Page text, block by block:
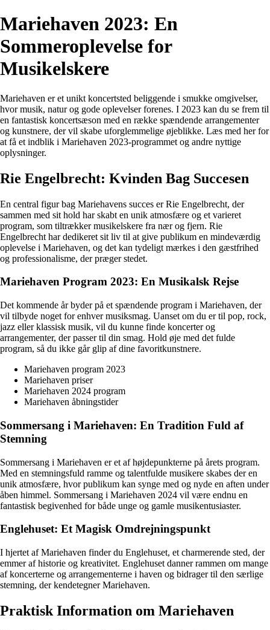
Mariehaven 2023: En
Sommeroplevelse for
Musikelskere
Mariehaven er et unikt koncertsted beliggende i smukke omgivelser,
hvor musik, natur og gode oplevelser forenes. I 2023 kan du se frem til
en fantastisk koncertsæson med en række spændende arrangementer
og kunstnere, der vil skabe uforglemmelige øjeblikke. Læs med her for
at få et indblik i Mariehaven 2023-programmet og andre nyttige
oplysninger.
Rie Engelbrecht: Kvinden Bag Succesen
En central figur bag Mariehavens succes er Rie Engelbrecht, der
sammen med sit hold har skabt en unik atmosfære og et varieret
program, som tiltrækker musikelskere fra nær og fjern. Rie
Engelbrecht har dedikeret sit liv til at give publikum en mindeværdig
oplevelse i Mariehaven, og det kan tydeligt mærkes i den gæstfrihed
og professionalisme, der præger stedet.
Mariehaven Program 2023: En Musikalsk Rejse
Det kommende år byder på et spændende program i Mariehaven, der
vil tilbyde noget for enhver musiksmag. Uanset om du er til pop, rock,
jazz eller klassisk musik, vil du kunne finde koncerter og
arrangementer, der passer til din smag. Hold øje med det fulde
program, så du ikke går glip af dine favoritkunstnere.
Mariehaven program 2023
Mariehaven priser
Mariehaven 2024 program
Mariehaven åbningstider
Sommersang i Mariehaven: En Tradition Fuld af
Stemning
Sommersang i Mariehaven er et af højdepunkterne på årets program.
Med en stemningsfuld ramme og talentfulde musikere skabes der en
unik atmosfære, hvor publikum kan synge med og nyde en aften under
åben himmel. Sommersang i Mariehaven 2024 vil være endnu en
fantastisk begivenhed for både unge og gamle musikentusiaster.
Englehuset: Et Magisk Omdrejningspunkt
I hjertet af Mariehaven finder du Englehuset, et charmerende sted, der
emmer af historie og kreativitet. Englehuset danner rammen om mange
af koncerterne og arrangementerne i haven og bidrager til den særlige
stemning, der kendetegner Mariehaven.
Praktisk Information om Mariehaven